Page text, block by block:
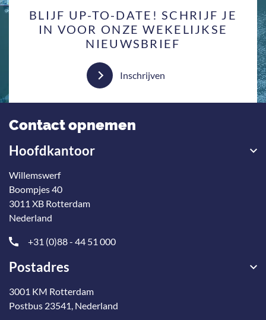
BLIJF UP-TO-DATE! SCHRIJF JE
IN VOOR ONZE WEKELIJKSE
NIEUWSBRIEF
Inschrijven
Contact opnemen
Hoofdkantoor
Willemswerf
Boompjes 40
3011 XB Rotterdam
Nederland
+31 (0)88 - 44 51 000
Postadres
3001 KM Rotterdam
Postbus 23541, Nederland